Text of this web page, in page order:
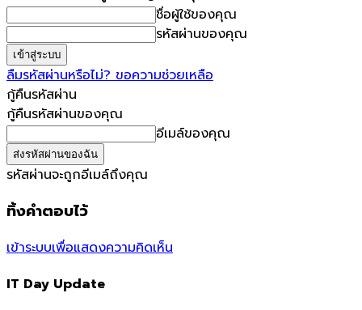
ชื่อผู้ใช้ของคุณ
รหัสผ่านของคุณ
ลืมรหัสผ่านหรือไม่? ขอความช่วยเหลือ
กู้คืนรหัสผ่าน
กู้คืนรหัสผ่านของคุณ
อีเมล์ของคุณ
รหัสผ่านจะถูกอีเมล์ถึงคุณ
ทิ้งคำตอบไว้
เข้าระบบเพื่อแสดงความคิดเห็น
IT Day Update